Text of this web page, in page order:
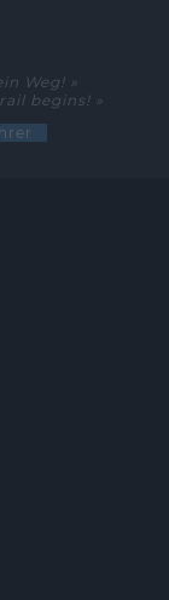
Weg! »
begins! »